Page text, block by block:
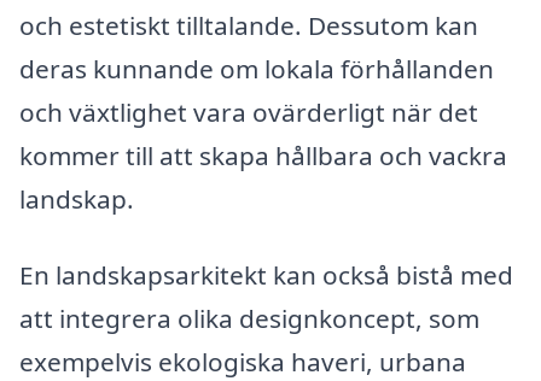
och estetiskt tilltalande. Dessutom kan
deras kunnande om lokala förhållanden
och växtlighet vara ovärderligt när det
kommer till att skapa hållbara och vackra
landskap.
En landskapsarkitekt kan också bistå med
att integrera olika designkoncept, som
exempelvis ekologiska haveri, urbana